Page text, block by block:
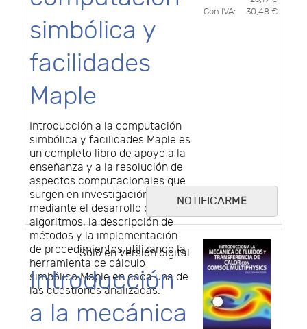
simbólica y
facilidades
Maple
Introducción a la computación
simbólica y facilidades Maple es
un completo libro de apoyo a la
enseñanza y a la resolución de
aspectos computacionales que
surgen en investigación
mediante el desarrollo de
algoritmos, la descripción de
métodos y la implementación
de procedimientos utilizando la
herramienta de cálculo
simbólico Maple en cada una de
las cuestiones analizadas.
Con IVA:
30,48 €
NOTIFICARME
Solo en versión digital
Introducción
a la mecánica